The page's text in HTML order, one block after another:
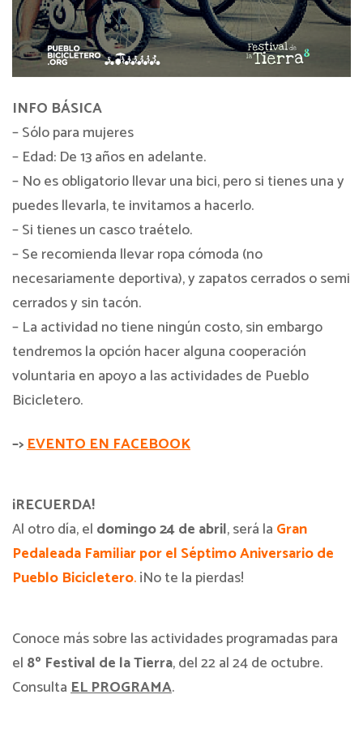
INFO BÁSICA
– Sólo para mujeres
– Edad: De 13 años en adelante.
– No es obligatorio llevar una bici, pero si tienes una y
puedes llevarla, te invitamos a hacerlo.
– Si tienes un casco traételo.
– Se recomienda llevar ropa cómoda (no
necesariamente deportiva), y zapatos cerrados o semi
cerrados y sin tacón.
– La actividad no tiene ningún costo, sin embargo
tendremos la opción hacer alguna cooperación
voluntaria en apoyo a las actividades de Pueblo
Bicicletero.
–>EVENTO EN FACEBOOK
¡RECUERDA!
Al otro día, el domingo 24 de abril, será la Gran
Pedaleada Familiar por el Séptimo Aniversario de
Pueblo Bicicletero.¡No te la pierdas!
Conoce más sobre las actividades programadas para
el 8º Festival de la Tierra, del 22 al 24 de octubre.
ConsultaEL PROGRAMA.